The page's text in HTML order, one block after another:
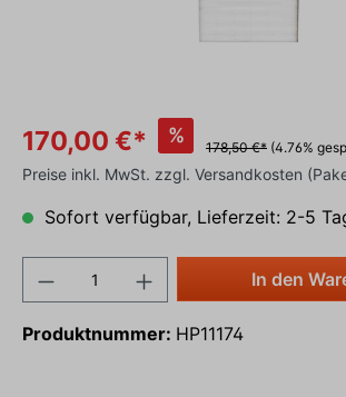
170,00 €* %
178,50 €* (4.76%
Preise inkl. MwSt. zzgl. Versandkosten
Sofort verfügbar, Lieferzeit: 2-5
In den
Produktnummer: HP11174